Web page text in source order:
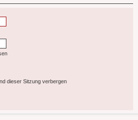
h
dieser Sitzung verbergen